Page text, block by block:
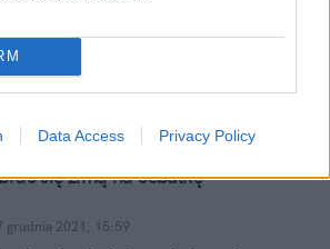
Data Access Privacy Policy
zabezpieczyć wycieraczki przed
Nie rób tego na siłę!
na Shreka? Prawie. Sprawdź, jak
się zimą na cebulkę
grudnia 2021, 15:59